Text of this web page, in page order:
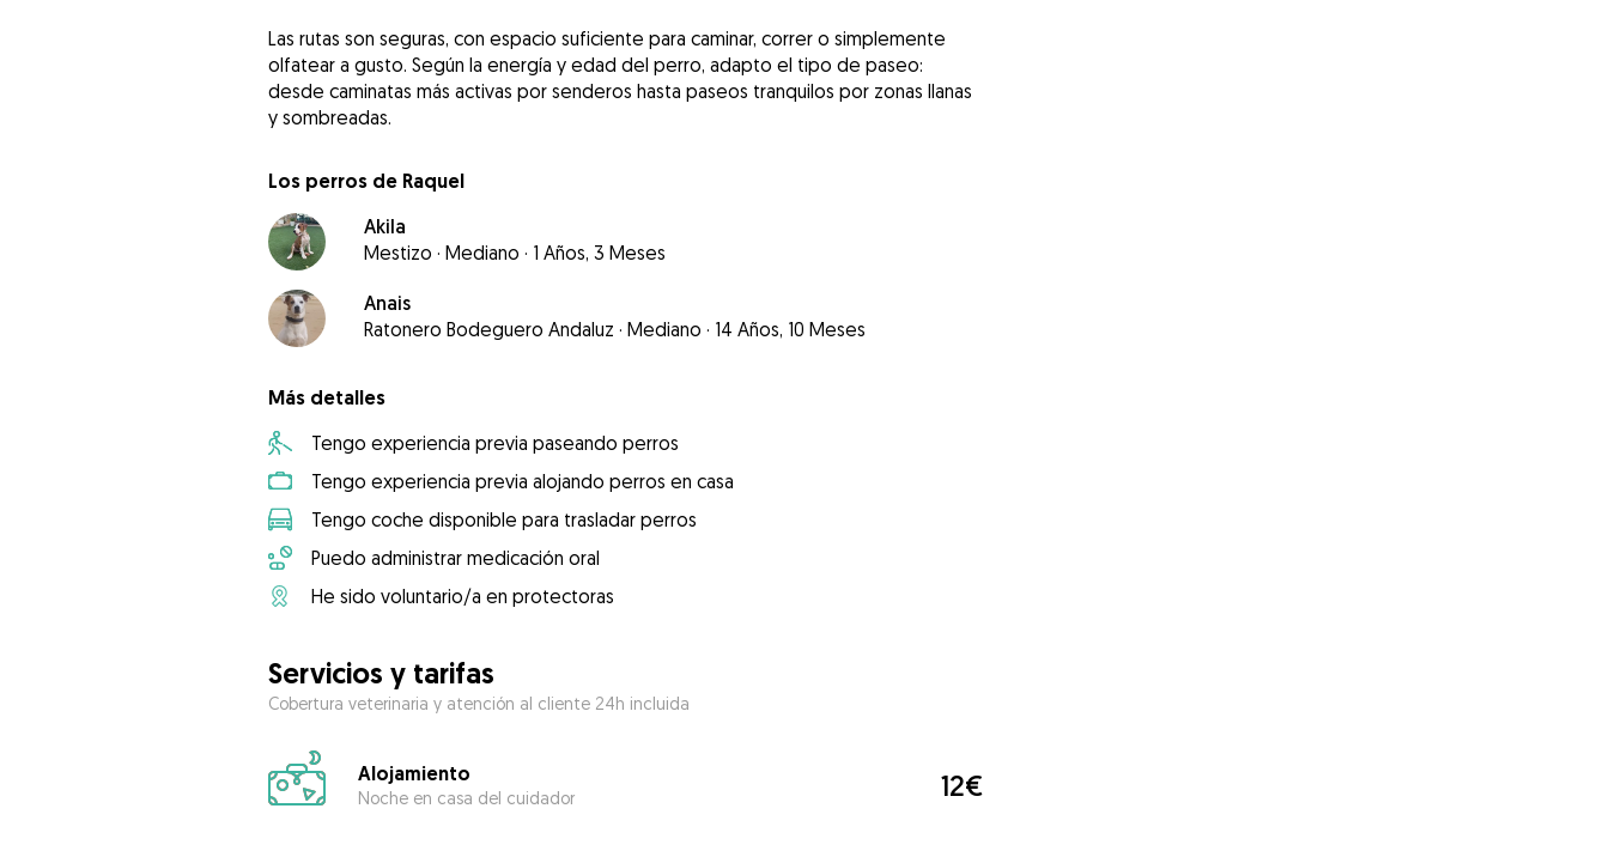
Las rutas son seguras, con espacio suficiente para caminar, correr o simplemente
olfatear a gusto. Según la energía y edad del perro, adapto el tipo de paseo:
desde caminatas más activas por senderos hasta paseos tranquilos por zonas llanas
y sombreadas.
Los perros de Raquel
Akila
Mestizo · Mediano · 1 Años, 3 Meses
Anais
Ratonero Bodeguero Andaluz · Mediano · 14 Años, 10 Meses
Más detalles
Tengo experiencia previa paseando perros
Tengo experiencia previa alojando perros en casa
Tengo coche disponible para trasladar perros
Puedo administrar medicación oral
He sido voluntario/a en protectoras
Servicios y tarifas
Cobertura veterinaria y atención al cliente 24h incluida
Alojamiento
Noche en casa del cuidador 12€